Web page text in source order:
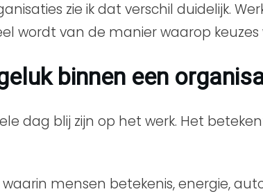
zie ik dat verschil duidelijk.
wordt van de manier waarop
binnen een
dag blij zijn op het werk. Het
mensen betekenis, energie,